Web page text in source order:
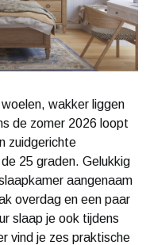
wakker liggen
de zomer 2026 loopt
zuidgerichte
25 graden. Gelukkig
aangenaam
overdag en een paar
slaap je ook tijdens
vind je zes praktische